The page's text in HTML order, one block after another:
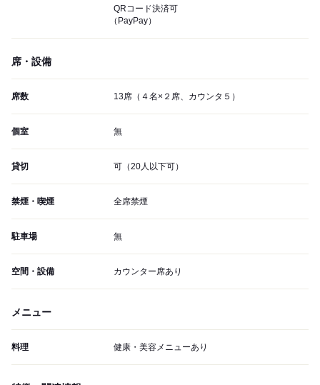
QRコード決済可
（PayPay）
席・設備
席数 13席（４名×２席、カウンタ５）
個室 無
貸切 可（20人以下可）
禁煙・喫煙 全席禁煙
駐車場 無
空間・設備 カウンター席あり
メニュー
料理 健康・美容メニューあり